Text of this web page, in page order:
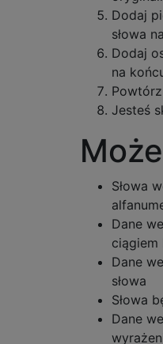
Dodaj
słowa
Dodaj
na
Jesteś
Słowa
Dane
ciągiem
Dane
słowa
Słowa
Dane